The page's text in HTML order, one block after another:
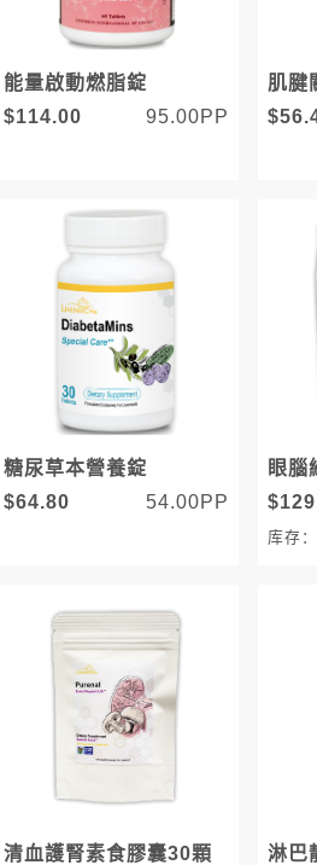
能量啟動燃脂錠
$114.00
95.00PP
肌腱
糖尿草本營養錠
$64.80
54.00PP
眼腦
库存
清血護腎素食膠囊30顆
淋巴